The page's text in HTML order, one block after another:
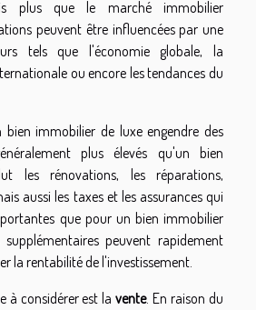
plus que le marché immobilier
peuvent être influencées par une
tels que l'économie globale, la
ou encore les tendances du
bien immobilier de luxe engendre des
plus élevés qu'un bien
les rénovations, les réparations,
aussi les taxes et les assurances qui
que pour un bien immobilier
supplémentaires peuvent rapidement
la rentabilité de l'investissement.
à considérer est lavente. En raison du